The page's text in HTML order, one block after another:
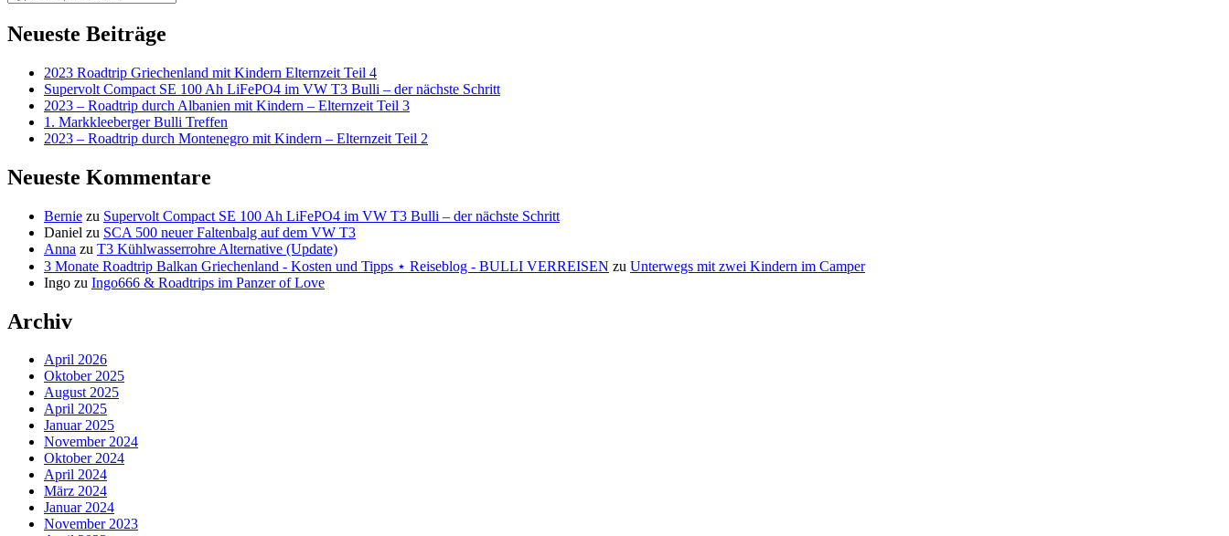
Neueste Beiträge
2023 Roadtrip Griechenland mit Kindern Elternzeit Teil 4
Supervolt Compact SE 100 Ah LiFePO4 im VW T3 Bulli – der nächste Schritt
2023 – Roadtrip durch Albanien mit Kindern – Elternzeit Teil 3
1. Markkleeberger Bulli Treffen
2023 – Roadtrip durch Montenegro mit Kindern – Elternzeit Teil 2
Neueste Kommentare
Bernie zu Supervolt Compact SE 100 Ah LiFePO4 im VW T3 Bulli – der nächste Schritt
Daniel zu SCA 500 neuer Faltenbalg auf dem VW T3
Anna zu T3 Kühlwasserrohre Alternative (Update)
3 Monate Roadtrip Balkan Griechenland - Kosten und Tipps ⋆ Reiseblog - BULLI VERREISEN zu Unterwegs mit zwei Kindern im Camper
Ingo zu Ingo666 & Roadtrips im Panzer of Love
Archiv
April 2026
Oktober 2025
August 2025
April 2025
Januar 2025
November 2024
Oktober 2024
April 2024
März 2024
Januar 2024
November 2023